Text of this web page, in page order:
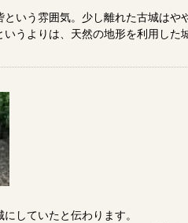
いう雰囲気。少し離れた古城はや
うよりは、天然の地形を利用した
していたと伝わります。